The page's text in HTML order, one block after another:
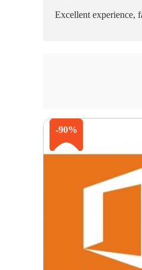
Excellent experience,
-90%